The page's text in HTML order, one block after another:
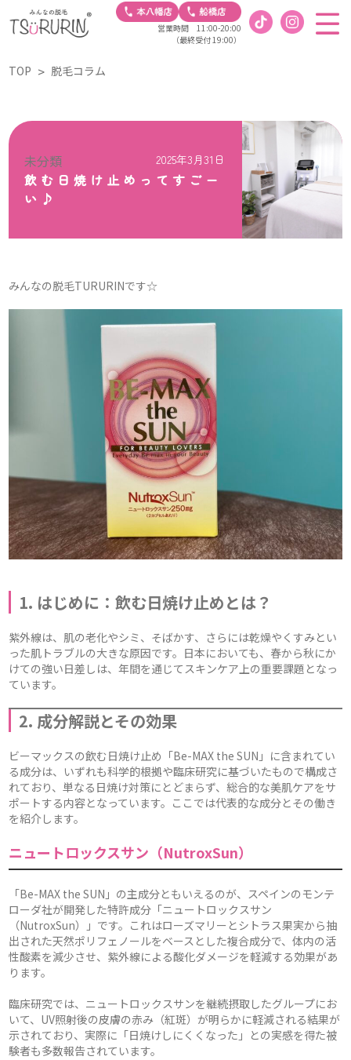
営業時間 11:00-20:00
（最終受付 19:00）
TOP 脱毛コラム
未分類 2025年3月31日
飲む日焼け止めってすごー
い♪
みんなの脱毛TURURINです☆
1. はじめに：飲む日焼け止めとは？
紫外線は、肌の老化やシミ、そばかす、さらには乾燥やくすみとい
った肌トラブルの大きな原因です。日本においても、春から秋にか
けての強い日差しは、年間を通じてスキンケア上の重要課題となっ
ています。
2. 成分解説とその効果
ビーマックスの飲む日焼け止め「Be-MAX the SUN」に含まれてい
る成分は、いずれも科学的根拠や臨床研究に基づいたもので構成さ
れており、単なる日焼け対策にとどまらず、総合的な美肌ケアをサ
ポートする内容となっています。ここでは代表的な成分とその働き
を紹介します。
ニュートロックスサン（NutroxSun）
「Be-MAX the SUN」の主成分ともいえるのが、スペインのモンテ
ローダ社が開発した特許成分「ニュートロックスサン
（NutroxSun）」です。これはローズマリーとシトラス果実から抽
出された天然ポリフェノールをベースとした複合成分で、体内の活
性酸素を減少させ、紫外線による酸化ダメージを軽減する効果があ
ります。
臨床研究では、ニュートロックスサンを継続摂取したグループにお
いて、UV照射後の皮膚の赤み（紅斑）が明らかに軽減される結果が
示されており、実際に「日焼けしにくくなった」との実感を得た被
験者も多数報告されています。